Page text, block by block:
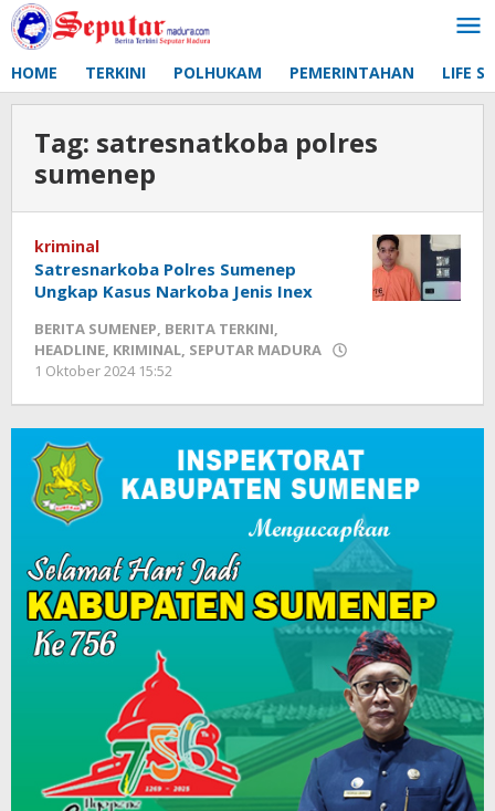
Lewati
ke
HOME TERKINI POLHUKAM PEMERINTAHAN LIFE
Tag: satresnatkoba polres
sumenep
kriminal
Satresnarkoba Polres Sumenep
Ungkap Kasus Narkoba Jenis Inex
BERITA SUMENEP, BERITA TERKINI,
HEADLINE, KRIMINAL, SEPUTAR MADURA
1 Oktober 2024 15:52